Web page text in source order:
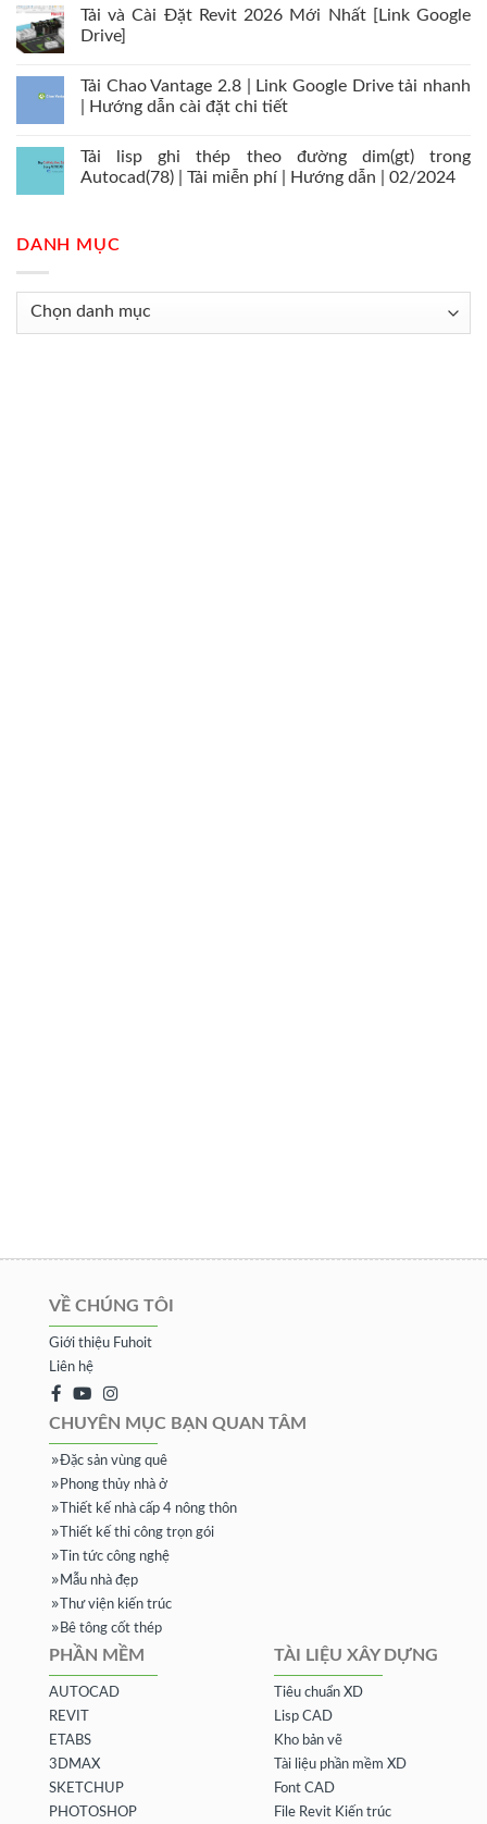
Tải và Cài Đặt Revit 2026 Mới Nhất [Link Google
Drive]
Tải Chao Vantage 2.8 | Link Google Drive tải nhanh
| Hướng dẫn cài đặt chi tiết
Tải lisp ghi thép theo đường dim(gt) trong
Autocad(78) | Tải miễn phí | Hướng dẫn | 02/2024
DANH MỤC
Danh
VỀ CHÚNG TÔI
Giới thiệu Fuhoit
Liên hệ
CHUYÊN MỤC BẠN QUAN TÂM
Đặc sản vùng quê
Phong thủy nhà ở
Thiết kế nhà cấp 4 nông thôn
Thiết kế thi công trọn gói
Tin tức công nghệ
Mẫu nhà đẹp
Thư viện kiến trúc
Bê tông cốt thép
PHẦN MỀM
AUTOCAD
REVIT
ETABS
3DMAX
SKETCHUP
PHOTOSHOP
TÀI LIỆU XÂY DỰNG
Tiêu chuẩn XD
Lisp CAD
Kho bản vẽ
Tài liệu phần mềm XD
Font CAD
File Revit Kiến trúc